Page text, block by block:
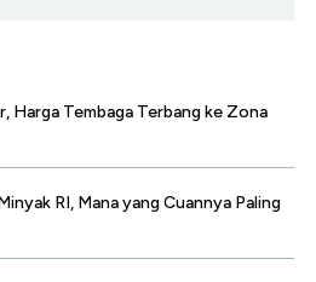
Harga Tembaga Terbang ke Zona
RI, Mana yang Cuannya Paling